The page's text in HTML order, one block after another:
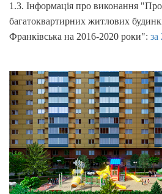
1.3. Інформація про виконання
багатоквартирних житлових
Франківська на 2016-2020 роки": за